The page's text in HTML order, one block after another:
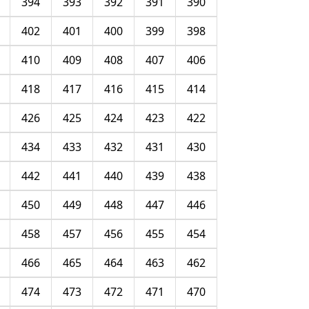
398
399
400
401
402
406
407
408
409
410
414
415
416
417
418
422
423
424
425
426
430
431
432
433
434
438
439
440
441
442
446
447
448
449
450
454
455
456
457
458
462
463
464
465
466
470
471
472
473
474